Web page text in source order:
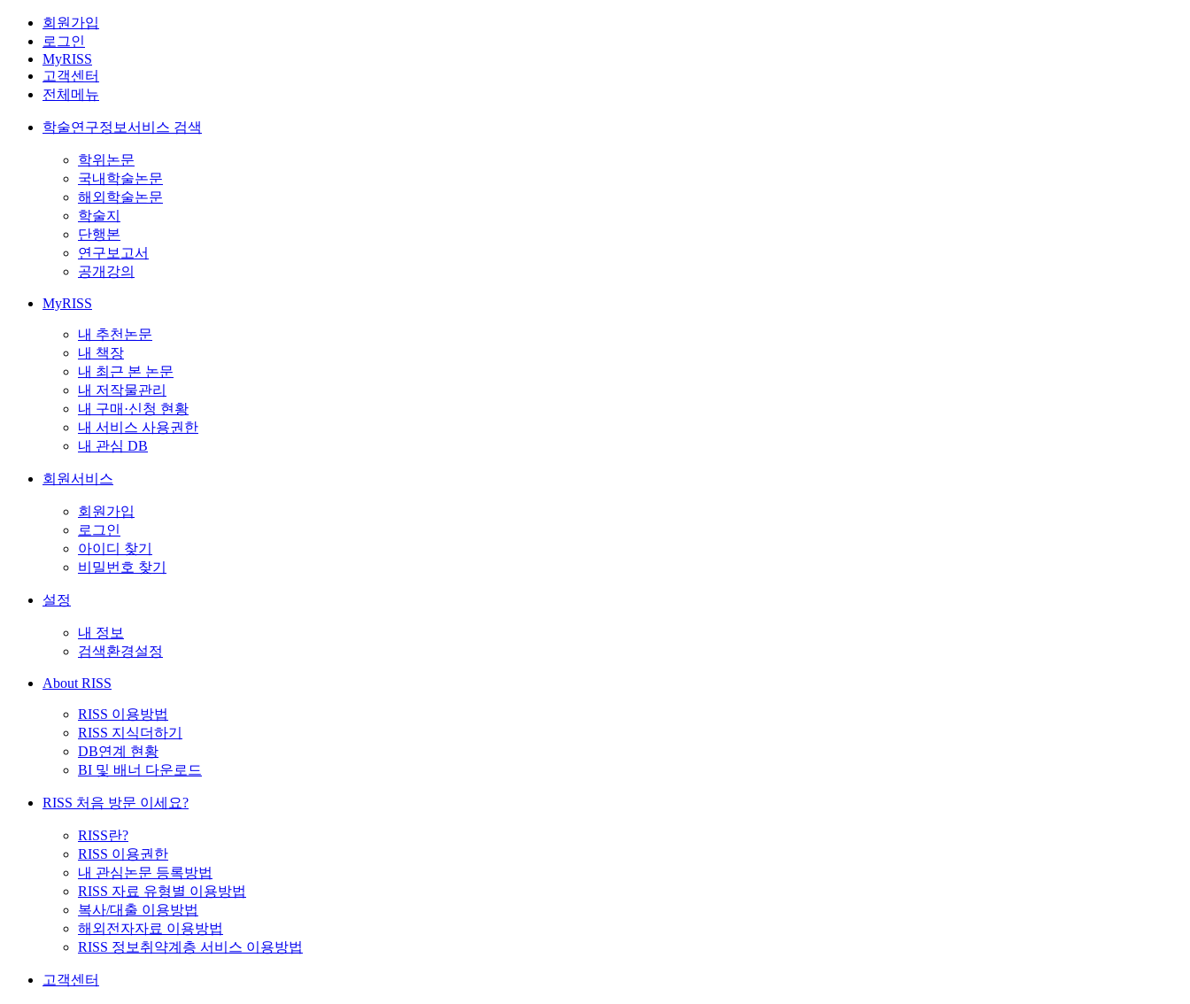
회원가입
로그인
MyRISS
고객센터
전체메뉴
학술연구정보서비스 검색
학위논문
국내학술논문
해외학술논문
학술지
단행본
연구보고서
공개강의
MyRISS
내 추천논문
내 책장
내 최근 본 논문
내 저작물관리
내 구매·신청 현황
내 서비스 사용권한
내 관심 DB
회원서비스
회원가입
로그인
아이디 찾기
비밀번호 찾기
설정
내 정보
검색환경설정
About RISS
RISS 이용방법
RISS 지식더하기
DB연계 현황
BI 및 배너 다운로드
RISS 처음 방문 이세요?
RISS란?
RISS 이용권한
내 관심논문 등록방법
RISS 자료 유형별 이용방법
복사/대출 이용방법
해외전자자료 이용방법
RISS 정보취약계층 서비스 이용방법
고객센터